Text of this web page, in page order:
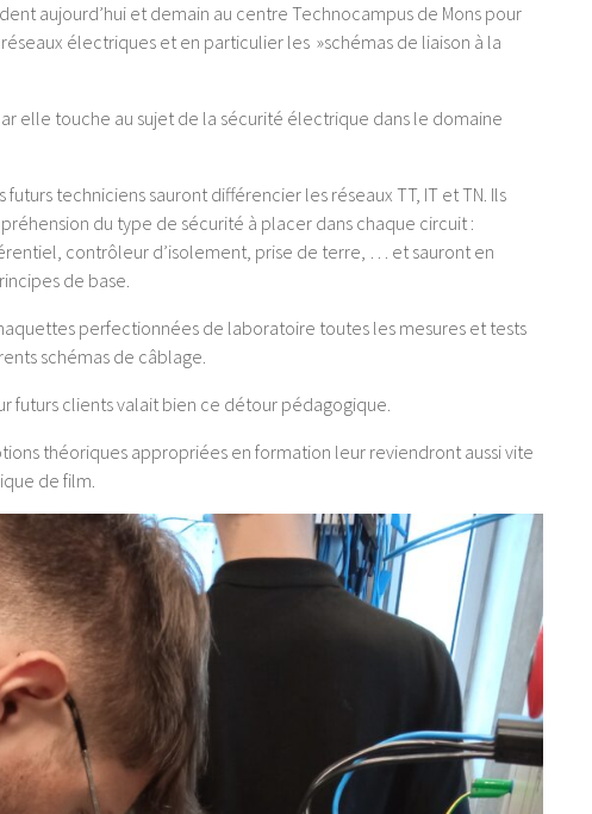
aujourd’hui et demain au centre Technocampus de Mons pour
électriques et en particulier les »schémas de liaison à la
elle touche au sujet de la sécurité électrique dans le domaine
futurs techniciens sauront différencier les réseaux TT, IT et TN. Ils
du type de sécurité à placer dans chaque circuit :
contrôleur d’isolement, prise de terre, … et sauront en
de base.
perfectionnées de laboratoire toutes les mesures et tests
schémas de câblage.
futurs clients valait bien ce détour pédagogique.
théoriques appropriées en formation leur reviendront aussi vite
de film.